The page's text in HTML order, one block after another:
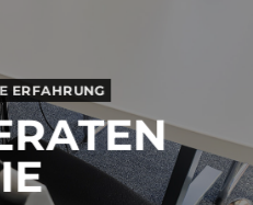
ERFAHRUNG